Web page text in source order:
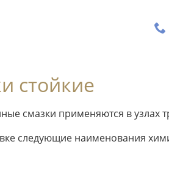
стойкие
смазки применяются в узлах
следующие наименования